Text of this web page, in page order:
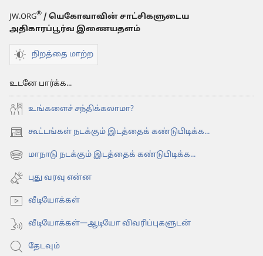
JW.ORG® / யெகோவாவின் சாட்சிகளுடைய
அதிகாரப்பூர்வ இணையதளம்
நிறத்தை மாற்ற
உடனே பார்க்க...
உங்களைச் சந்திக்கலாமா?
கூட்டங்கள் நடக்கும் இடத்தைக் கண்டுபிடிக்க...
(opens
new மாநாடு நடக்கும் இடத்தைக் கண்டுபிடிக்க...
(opens
new
window)
புது வரவு என்ன
வீடியோக்கள்
வீடியோக்கள்—ஆடியோ விவரிப்புகளுடன்
தேடவும்